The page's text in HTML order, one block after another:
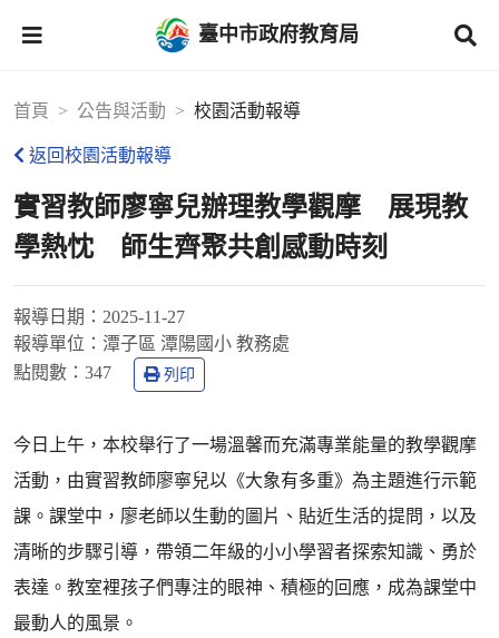
臺中市政府教育局
首頁 公告與活動 校園活動報導
返回校園活動報導
實習教師廖寧兒辦理教學觀摩 展現教
學熱忱 師生齊聚共創感動時刻
報導日期： 2025-11-27
報導單位： 潭子區 潭陽國小 教務處
點閱數： 347 列印
今日上午，本校舉行了一場溫馨而充滿專業能量的教學觀摩
活動，由實習教師廖寧兒以《大象有多重》為主題進行示範
課。課堂中，廖老師以生動的圖片、貼近生活的提問，以及
清晰的步驟引導，帶領二年級的小小學習者探索知識、勇於
表達。教室裡孩子們專注的眼神、積極的回應，成為課堂中
最動人的風景。